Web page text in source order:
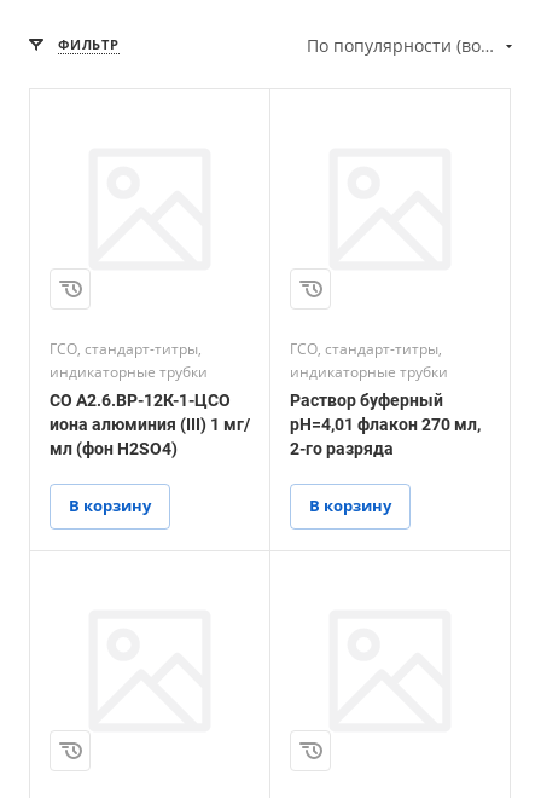
ФИЛЬТР По популярности (возрастание)
ГСО, стандарт-титры,
индикаторные трубки
СО А2.6.ВР-12К-1-ЦСО
иона алюминия (III) 1 мг/
мл (фон H2SO4)
В корзину
ГСО, стандарт-титры,
индикаторные трубки
Раствор буферный
pН=4,01 флакон 270 мл,
2-го разряда
В корзину